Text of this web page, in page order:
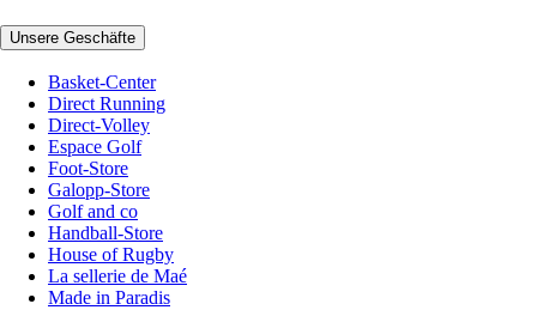
Unsere Geschäfte
Basket-Center
Direct Running
Direct-Volley
Espace Golf
Foot-Store
Galopp-Store
Golf and co
Handball-Store
House of Rugby
La sellerie de Maé
Made in Paradis